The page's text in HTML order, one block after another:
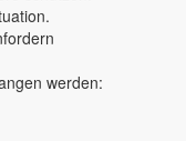
werden: